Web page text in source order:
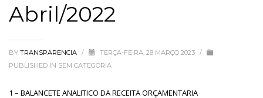
Abril/2022
BY TRANSPARENCIA / TERÇA-FEIRA, 28 MARÇO 2023 /
PUBLISHED IN SEM CATEGORIA
1 – BALANCETE ANALITICO DA RECEITA ORÇAMENTARIA